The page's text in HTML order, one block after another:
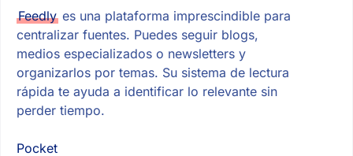
Feedlyes una plataforma imprescindible para
centralizar fuentes. Puedes seguir blogs,
medios especializados o newsletters y
organizarlos por temas. Su sistema de lectura
rápida te ayuda a identificar lo relevante sin
perder tiempo.
Pocket